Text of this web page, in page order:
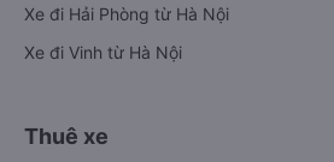
Xe đi Hải Phòng từ Hà Nội
Xe đi Vinh từ Hà Nội
Thuê xe